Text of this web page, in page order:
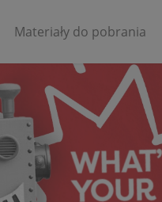
Materiały do pobrania